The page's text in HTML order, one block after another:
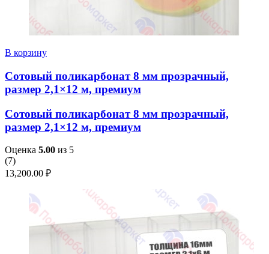
В корзину
Сотовый поликарбонат 8 мм прозрачный,
размер 2,1×12 м, премиум
Сотовый поликарбонат 8 мм прозрачный,
размер 2,1×12 м, премиум
Оценка 5.00 из 5
(7)
13,200.00 ₽